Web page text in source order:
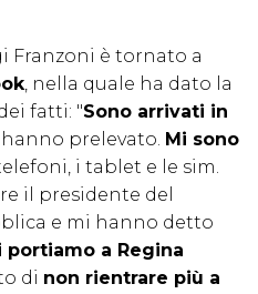
Franzoni è tornato a
, nella quale ha dato la
fatti: "Sono arrivati in
prelevato. Mi sono
i tablet e le sim.
il presidente del
e mi hanno detto
portiamo a Regina
di non rientrare più a